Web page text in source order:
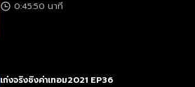
0:45:50 นาที
เก่งจริงชิงค่าเทอม2021 EP36